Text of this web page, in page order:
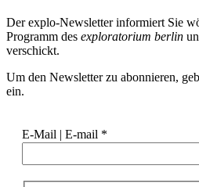
Der explo-Newsletter informiert Sie
Programm des exploratorium berlin
verschickt.
Um den Newsletter zu abonnieren,
ein.
E-Mail | E-mail *